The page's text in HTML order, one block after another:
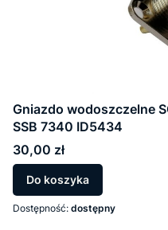
Gniazdo wodoszczelne
SSB 7340 ID5434
Cena
30,00 zł
Do koszyka
Dostępność: dostępny